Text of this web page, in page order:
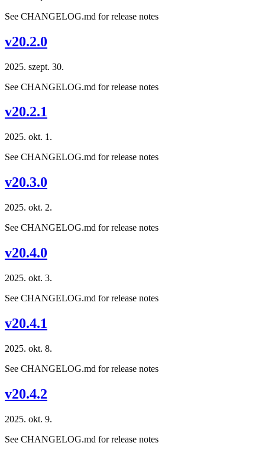
See CHANGELOG.md for release notes
v20.2.0
2025. szept. 30.
See CHANGELOG.md for release notes
v20.2.1
2025. okt. 1.
See CHANGELOG.md for release notes
v20.3.0
2025. okt. 2.
See CHANGELOG.md for release notes
v20.4.0
2025. okt. 3.
See CHANGELOG.md for release notes
v20.4.1
2025. okt. 8.
See CHANGELOG.md for release notes
v20.4.2
2025. okt. 9.
See CHANGELOG.md for release notes